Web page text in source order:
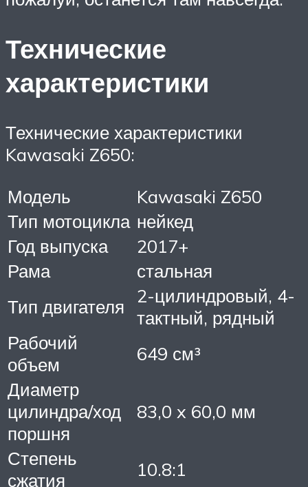
Технические
характеристики
Технические характеристики
Kawasaki Z650:
Модель
Kawasaki Z650
Тип мотоцикла нейкед
Год выпуска
2017+
Рама
стальная
Тип двигателя
2-цилиндровый, 4-
тактный, рядный
Рабочий
объем
649 см³
Диаметр
цилиндра/ход
поршня
83,0 x 60,0 мм
Степень
сжатия
10.8:1